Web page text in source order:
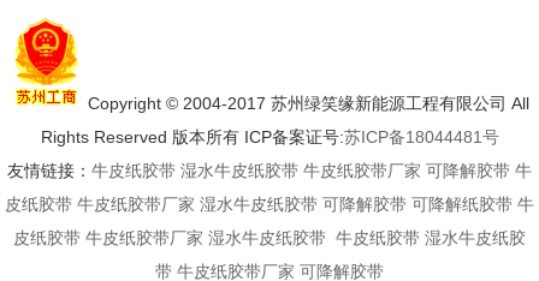
Copyright © 2004-2017 苏州绿笑缘新能源工程有限公司 All
Rights Reserved 版本所有 ICP备案证号:苏ICP备18044481号
友情链接： 牛皮纸胶带 湿水牛皮纸胶带 牛皮纸胶带厂家 可降解胶带 牛
皮纸胶带 牛皮纸胶带厂家 湿水牛皮纸胶带 可降解胶带 可降解纸胶带 牛
皮纸胶带 牛皮纸胶带厂家 湿水牛皮纸胶带 牛皮纸胶带 湿水牛皮纸胶
带 牛皮纸胶带厂家 可降解胶带